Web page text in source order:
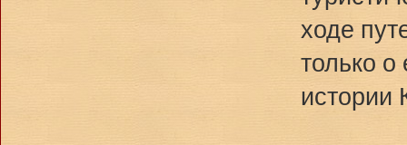
ходе
только
истории